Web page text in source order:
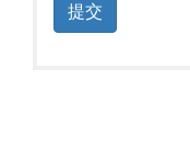
提交